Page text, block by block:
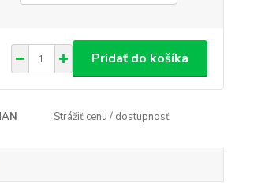
Pridať do košíka
Strážiť cenu / dostupnosť